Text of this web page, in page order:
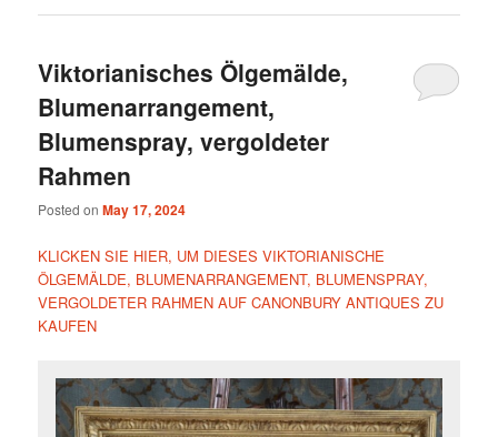
Viktorianisches Ölgemälde,
Blumenarrangement,
Blumenspray, vergoldeter
Rahmen
Posted onMay 17, 2024
KLICKEN SIE HIER, UM DIESES VIKTORIANISCHE
ÖLGEMÄLDE, BLUMENARRANGEMENT, BLUMENSPRAY,
VERGOLDETER RAHMEN AUF CANONBURY ANTIQUES ZU
KAUFEN